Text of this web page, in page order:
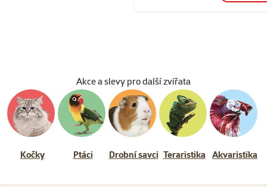
Akce a slevy pro další zvířata
Kočky Ptáci Drobní savci Teraristika Akvaristika